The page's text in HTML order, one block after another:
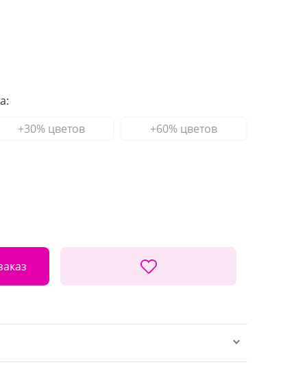
+30% цветов
+60% цветов